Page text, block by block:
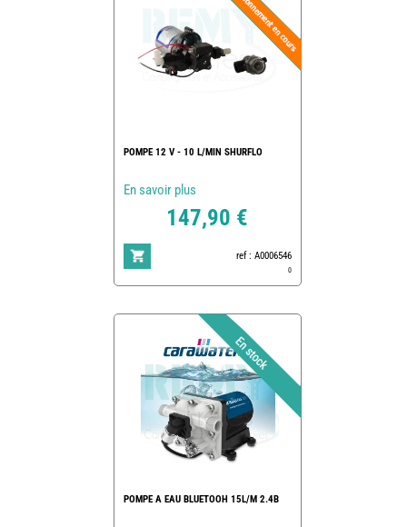
POMPE 12 V - 10 L/MIN SHURFLO
En savoir plus
147,90 €
ref : A0006546
0
POMPE A EAU BLUETOOH 15L/M 2.4B